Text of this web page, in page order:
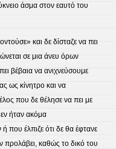
άσμα στον εαυτό του
και δε δίσταζε να πει
σε μια άνευ όρων
βέβαια να ανιχνεύσουμε
ως κίνητρο και να
που δε θέλησε να πει με
ήταν ακόμα
που έλπιζε ότι δε θα έφτανε
προλάβει, καθώς το δικό του